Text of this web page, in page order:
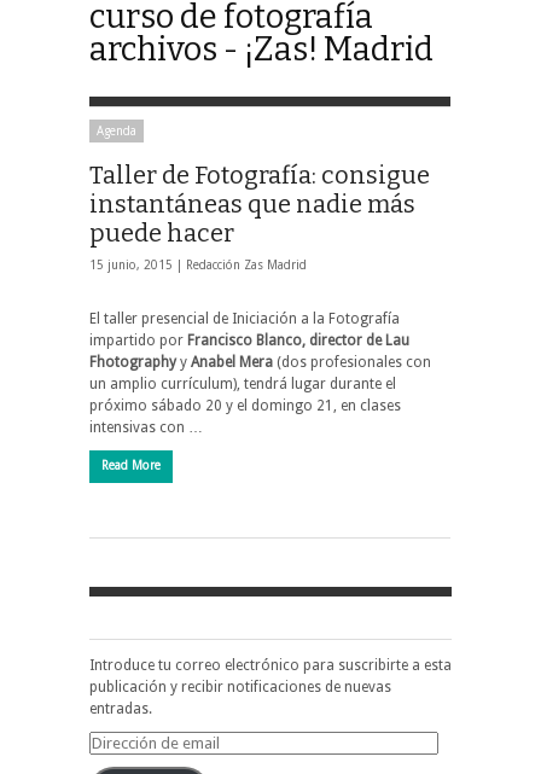
curso de fotografía
archivos - ¡Zas! Madrid
Agenda
Taller de Fotografía: consigue
instantáneas que nadie más
puede hacer
15 junio, 2015 | Redacción Zas Madrid
El taller presencial de Iniciación a la Fotografía
impartido por Francisco Blanco, director de Lau
Fhotographyy Anabel Mera (dos profesionales con
un amplio currículum), tendrá lugar durante el
próximo sábado 20 y el domingo 21, en clases
intensivas con …
Read More
Introduce tu correo electrónico para suscribirte a esta
publicación y recibir notificaciones de nuevas
entradas.
Dirección